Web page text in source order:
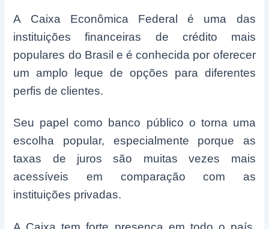
A Caixa Econômica Federal é uma das
instituições financeiras de crédito mais
populares do Brasil e é conhecida por oferecer
um amplo leque de opções para diferentes
perfis de clientes.
Seu papel como banco público o torna uma
escolha popular, especialmente porque as
taxas de juros são muitas vezes mais
acessíveis em comparação com as
instituições privadas.